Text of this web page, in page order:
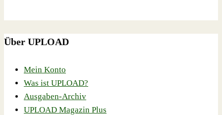
Über UPLOAD
Mein Konto
Was ist UPLOAD?
Ausgaben-Archiv
UPLOAD Magazin Plus